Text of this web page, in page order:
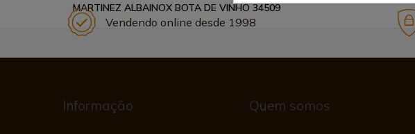
MARTINEZ ALBAINOX BOTA DE VINHO 34509
Vendendo online desde 1998
Informação Quem somos